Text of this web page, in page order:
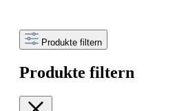
Produkte filtern
Produkte filtern